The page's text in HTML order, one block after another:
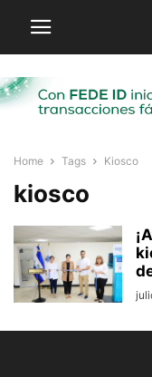
Home Tags Kiosco
kiosco